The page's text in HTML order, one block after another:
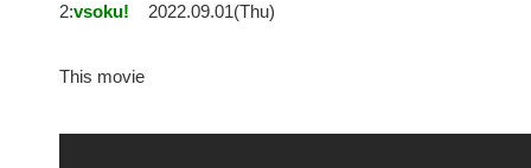
2:vsoku! 2022.09.01(Thu)
This movie